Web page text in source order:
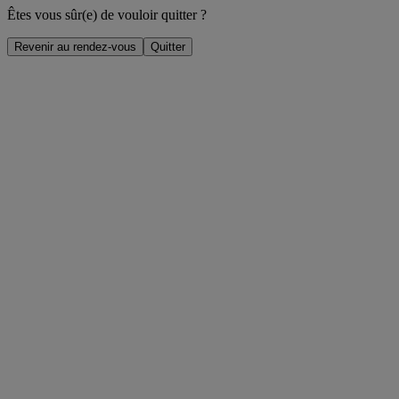
Êtes vous sûr(e) de vouloir quitter ?
Revenir au rendez-vous Quitter